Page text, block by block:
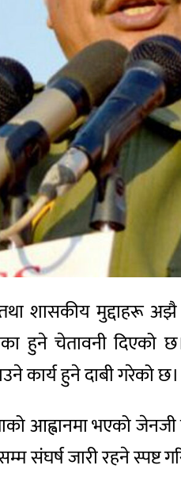
तथा शासकीय मुद्दाहरू
हुने चेतावनी
कार्य हुने दाबी गरेको छ।
आह्वानमा भएको
संघर्ष जारी रहने स्पष्ट